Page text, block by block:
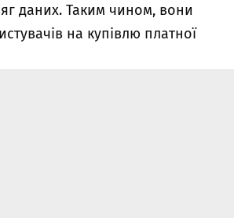
даних. Таким чином, вони
на купівлю платної